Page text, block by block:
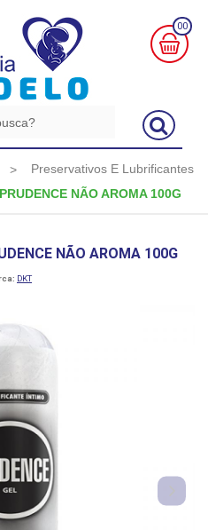
00
0,00
Preservativos E Lubrificantes
NÃO AROMA 100G
NÃO AROMA 100G
DKT